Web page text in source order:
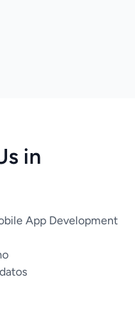
in
App Development